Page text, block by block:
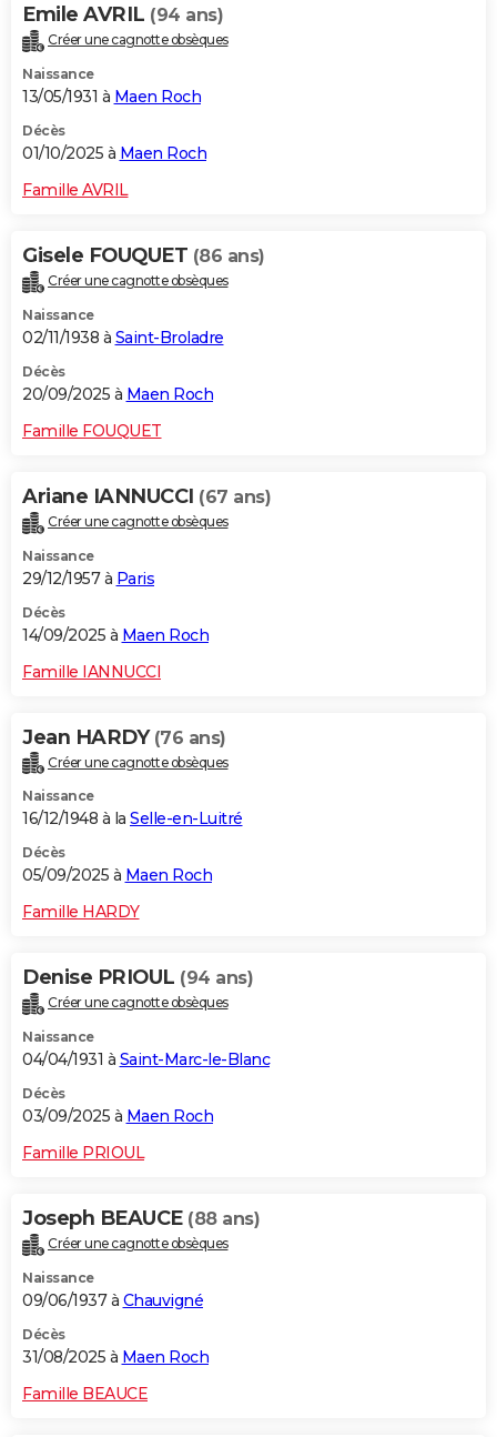
Emile AVRIL (94 ans)
Créer une cagnotte obsèques
Naissance
13/05/1931 à Maen Roch
Décès
01/10/2025 à Maen Roch
Famille AVRIL
Gisele FOUQUET (86 ans)
Créer une cagnotte obsèques
Naissance
02/11/1938 à Saint-Broladre
Décès
20/09/2025 à Maen Roch
Famille FOUQUET
Ariane IANNUCCI (67 ans)
Créer une cagnotte obsèques
Naissance
29/12/1957 à Paris
Décès
14/09/2025 à Maen Roch
Famille IANNUCCI
Jean HARDY (76 ans)
Créer une cagnotte obsèques
Naissance
16/12/1948 à la Selle-en-Luitré
Décès
05/09/2025 à Maen Roch
Famille HARDY
Denise PRIOUL (94 ans)
Créer une cagnotte obsèques
Naissance
04/04/1931 à Saint-Marc-le-Blanc
Décès
03/09/2025 à Maen Roch
Famille PRIOUL
Joseph BEAUCE (88 ans)
Créer une cagnotte obsèques
Naissance
09/06/1937 à Chauvigné
Décès
31/08/2025 à Maen Roch
Famille BEAUCE